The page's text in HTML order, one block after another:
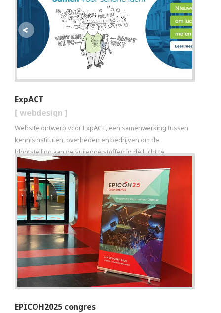
ExpACT
[ webdesign ]
Website ontwerp voor ExpACT, een samenwerking tussen
kennisinstituten, overheden en bedrijven om de
blootstelling aan vervuilende stoffen in de lucht te
verminderen.
EPICOH2025 congres